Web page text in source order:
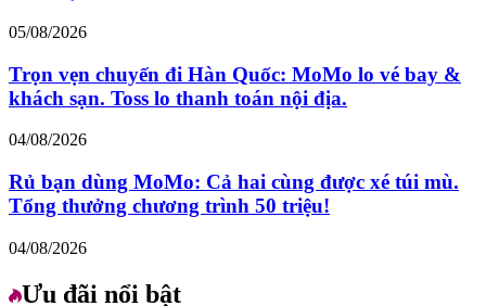
05/08/2026
Trọn vẹn chuyến đi Hàn Quốc: MoMo lo vé bay &
khách sạn. Toss lo thanh toán nội địa.
04/08/2026
Rủ bạn dùng MoMo: Cả hai cùng được xé túi mù.
Tổng thưởng chương trình 50 triệu!
04/08/2026
Ưu đãi nổi bật